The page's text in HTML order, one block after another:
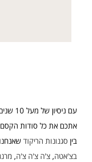
אתכם את כל סודות הקסם
בין סגנונות הריקוד
בצ'אטה, צ'ה צ'ה צ'ה,